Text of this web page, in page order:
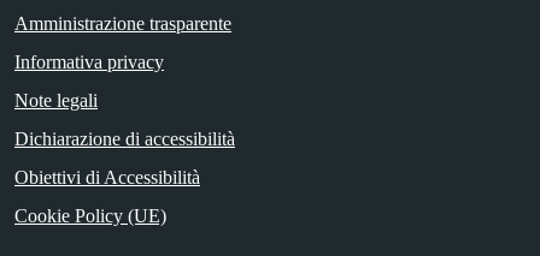
Amministrazione trasparente
Informativa privacy
Note legali
Dichiarazione di accessibilità
Obiettivi di Accessibilità
Cookie Policy (UE)